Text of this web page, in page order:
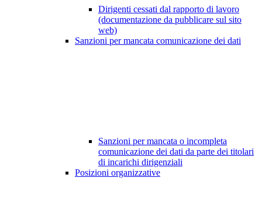
Dirigenti cessati dal rapporto di lavoro
(documentazione da pubblicare sul sito
web)
Sanzioni per mancata comunicazione dei dati
Sanzioni per mancata o incompleta
comunicazione dei dati da parte dei titolari
di incarichi dirigenziali
Posizioni organizzative